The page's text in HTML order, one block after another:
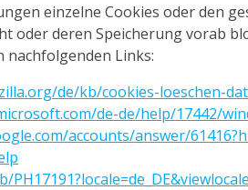
einzelne Cookies oder den
oder deren Speicherung vorab
Links:
de/kb/cookies-loeschen-
de-de/help/17442/
accounts/answer/